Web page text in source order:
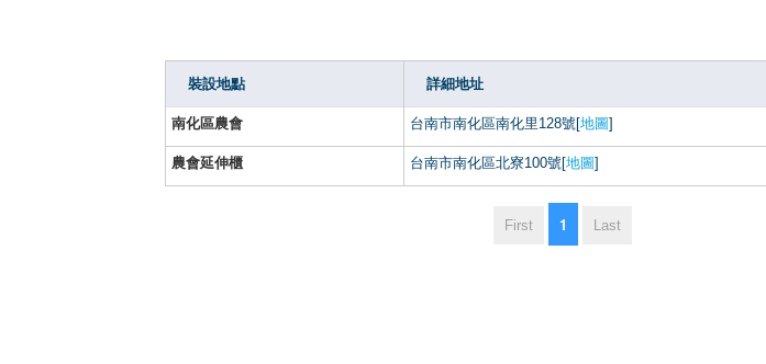
裝設地點 詳細地址
南化區農會 台南市南化區南化里128號[地圖]
農會延伸櫃 台南市南化區北寮100號[地圖]
First 1 Last